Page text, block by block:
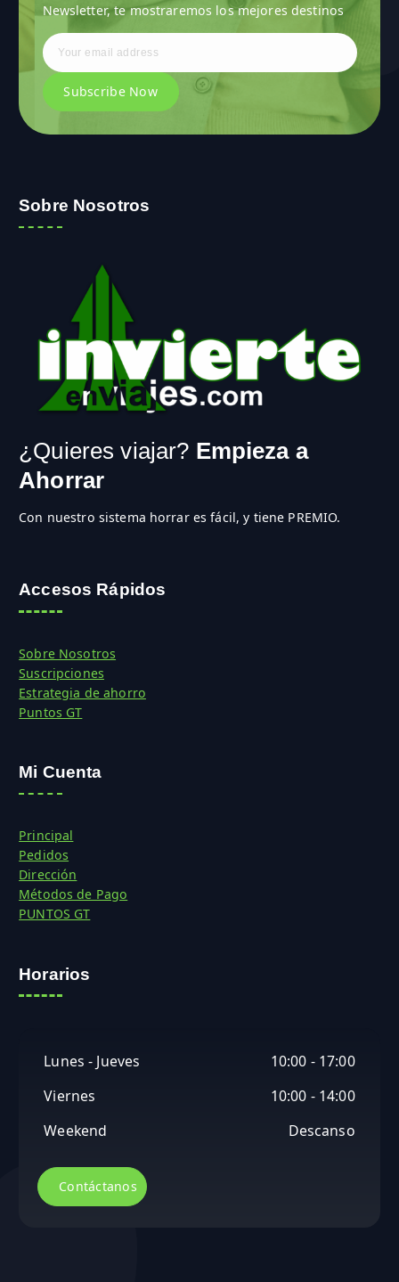
Newsletter, te mostraremos los mejores destinos
Sobre Nosotros
¿Quieres viajar? Empieza a
Ahorrar
Con nuestro sistema horrar es fácil, y tiene PREMIO.
Accesos Rápidos
Sobre Nosotros
Suscripciones
Estrategia de ahorro
Puntos GT
Mi Cuenta
Principal
Pedidos
Dirección
Métodos de Pago
PUNTOS GT
Horarios
Lunes - Jueves
10:00 - 17:00
Viernes
10:00 - 14:00
Weekend
Descanso